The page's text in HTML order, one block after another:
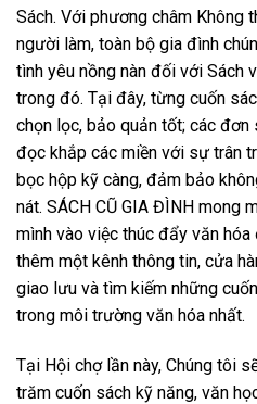
Sách. Với phương châm Không
người làm, toàn bộ gia đình
tình yêu nồng nàn đối với Sách
trong đó. Tại đây, từng cuốn
chọn lọc, bảo quản tốt; các
đọc khắp các miền với sự trân
bọc hộp kỹ càng, đảm bảo
nát. SÁCH CŨ GIA ĐÌNH mong
mình vào việc thúc đẩy văn
thêm một kênh thông tin, cửa
giao lưu và tìm kiếm những
trong môi trường văn hóa nhất.
Tại Hội chợ lần này, Chúng tôi
trăm cuốn sách kỹ năng, văn